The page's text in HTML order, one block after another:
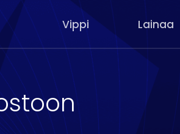
Vippi Lainaa